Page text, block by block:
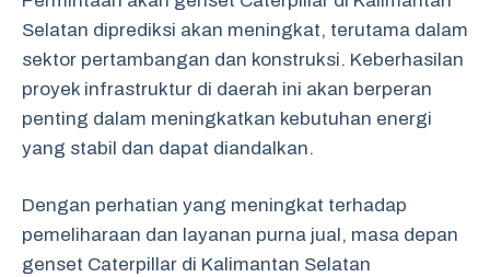
Selatan diprediksi akan meningkat, terutama dalam
sektor pertambangan dan konstruksi. Keberhasilan
proyek infrastruktur di daerah ini akan berperan
penting dalam meningkatkan kebutuhan energi
yang stabil dan dapat diandalkan.
Dengan perhatian yang meningkat terhadap
pemeliharaan dan layanan purna jual, masa depan
genset Caterpillar di Kalimantan Selatan